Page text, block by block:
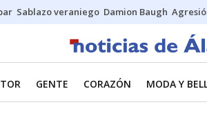
Sablazo veraniego Damion Baugh
GENTE CORAZÓN MODA Y